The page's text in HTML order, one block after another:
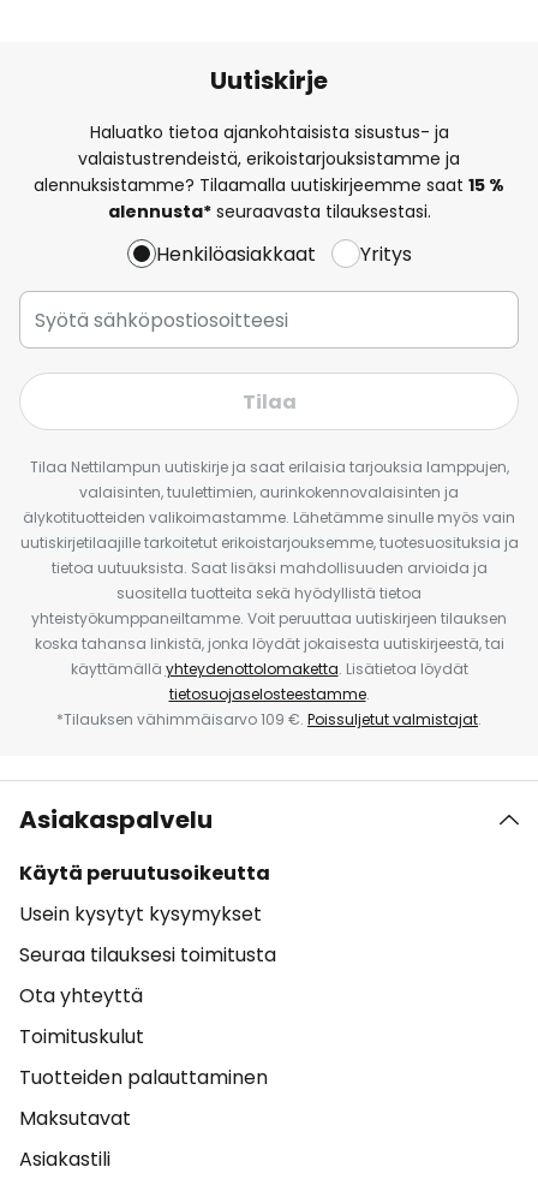
Uutiskirje
Haluatko tietoa ajankohtaisista sisustus- ja
valaistustrendeistä, erikoistarjouksistamme ja
alennuksistamme? Tilaamalla uutiskirjeemme saat 15 %
alennusta*seuraavasta tilauksestasi.
Henkilöasiakkaat Yritys
Tilaa
Tilaa Nettilampun uutiskirje ja saat erilaisia tarjouksia lamppujen,
valaisinten, tuulettimien, aurinkokennovalaisinten ja
älykotituotteiden valikoimastamme. Lähetämme sinulle myös vain
uutiskirjetilaajille tarkoitetut erikoistarjouksemme, tuotesuosituksia ja
tietoa uutuuksista. Saat lisäksi mahdollisuuden arvioida ja
suositella tuotteita sekä hyödyllistä tietoa
yhteistyökumppaneiltamme. Voit peruuttaa uutiskirjeen tilauksen
koska tahansa linkistä, jonka löydät jokaisesta uutiskirjeestä, tai
käyttämällä yhteydenottolomaketta. Lisätietoa löydät
tietosuojaselosteestamme.
*Tilauksen vähimmäisarvo 109 €. Poissuljetut valmistajat.
Asiakaspalvelu
Käytä peruutusoikeutta
Usein kysytyt kysymykset
Seuraa tilauksesi toimitusta
Ota yhteyttä
Toimituskulut
Tuotteiden palauttaminen
Maksutavat
Asiakastili